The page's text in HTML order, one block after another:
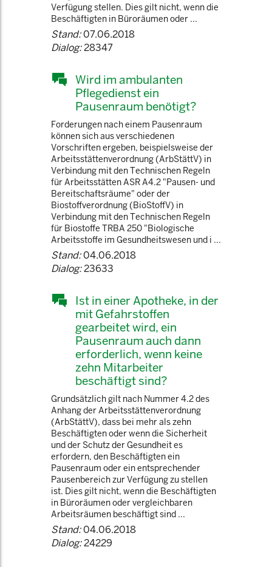
Verfügung stellen. Dies gilt nicht, wenn die
Beschäftigten in Büroräumen oder ...
Stand:07.06.2018
Dialog:28347
Wird im ambulanten
Pflegedienst ein
Pausenraum benötigt?
Forderungen nach einem Pausenraum
können sich aus verschiedenen
Vorschriften ergeben, beispielsweise der
Arbeitsstättenverordnung (ArbStättV) in
Verbindung mit den Technischen Regeln
für Arbeitsstätten ASR A4.2 "Pausen- und
Bereitschaftsräume" oder der
Biostoffverordnung (BioStoffV) in
Verbindung mit den Technischen Regeln
für Biostoffe TRBA 250 "Biologische
Arbeitsstoffe im Gesundheitswesen und i ...
Stand:04.06.2018
Dialog:23633
Ist in einer Apotheke, in der
mit Gefahrstoffen
gearbeitet wird, ein
Pausenraum auch dann
erforderlich, wenn keine
zehn Mitarbeiter
beschäftigt sind?
Grundsätzlich gilt nach Nummer 4.2 des
Anhang der Arbeitsstättenverordnung
(ArbStättV), dass bei mehr als zehn
Beschäftigten oder wenn die Sicherheit
und der Schutz der Gesundheit es
erfordern, den Beschäftigten ein
Pausenraum oder ein entsprechender
Pausenbereich zur Verfügung zu stellen
ist. Dies gilt nicht, wenn die Beschäftigten
in Büroräumen oder vergleichbaren
Arbeitsräumen beschäftigt sind ...
Stand:04.06.2018
Dialog:24229